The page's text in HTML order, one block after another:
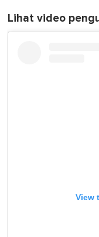
Lihat video
View